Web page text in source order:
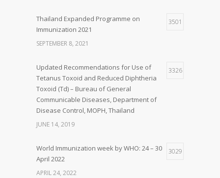
Thailand Expanded Programme on
Immunization 2021
3501
SEPTEMBER 8, 2021
Updated Recommendations for Use of
Tetanus Toxoid and Reduced Diphtheria
Toxoid (Td) – Bureau of General
Communicable Diseases, Department of
Disease Control, MOPH, Thailand
3326
JUNE 14, 2019
World Immunization week by WHO: 24 – 30
April 2022
3029
APRIL 24, 2022